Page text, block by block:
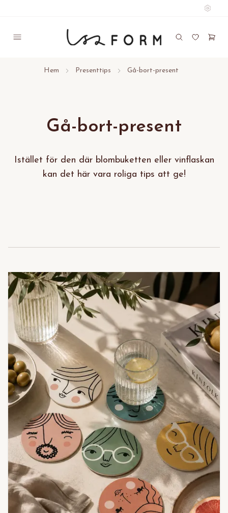
Hem Presenttips Gå-bort-present
Gå-bort-present
Istället för den där blombuketten eller vinflaskan
kan det här vara roliga tips att ge!